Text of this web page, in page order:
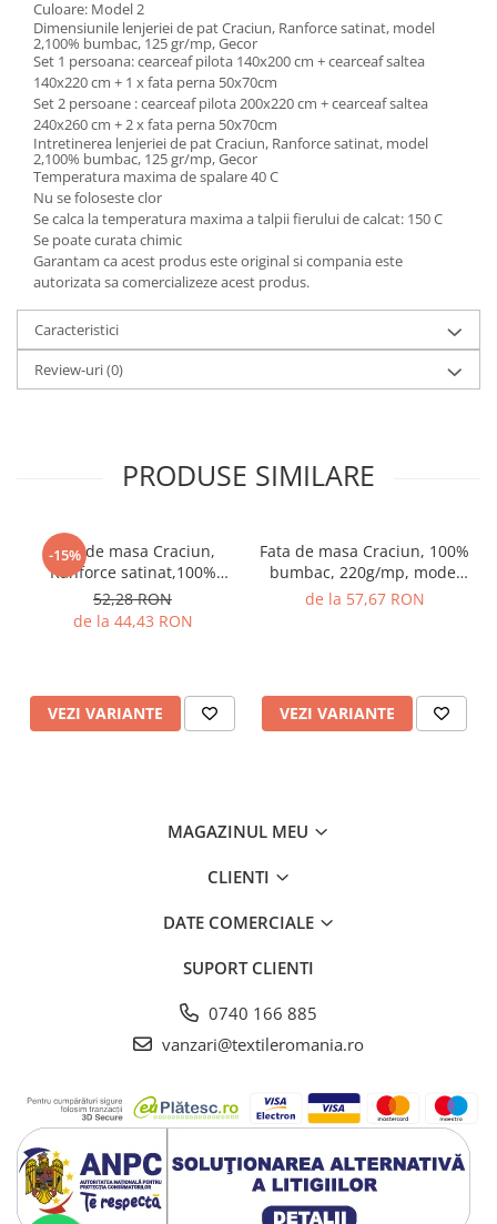
Culoare: Model 2
Dimensiunile lenjeriei de pat Craciun, Ranforce satinat, model
2,100% bumbac, 125 gr/mp, Gecor
Set 1 persoana: cearceaf pilota 140x200 cm + cearceaf saltea
140x220 cm + 1 x fata perna 50x70cm
Set 2 persoane : cearceaf pilota 200x220 cm + cearceaf saltea
240x260 cm + 2 x fata perna 50x70cm
Intretinerea lenjeriei de pat Craciun, Ranforce satinat, model
2,100% bumbac, 125 gr/mp, Gecor
Temperatura maxima de spalare 40 C
Nu se foloseste clor
Se calca la temperatura maxima a talpii fierului de calcat: 150 C
Se poate curata chimic
Garantam ca acest produs este original si compania este
autorizata sa comercializeze acest produs.
Caracteristici
Review-uri(0)
PRODUSE SIMILARE
-15%
Fata de masa Craciun,
Ranforce satinat,100%
bumbac, 125 g/mp, model
4, Gecor
52,28 RON
de la 44,43 RON
VEZI VARIANTE
Fata de masa Craciun, 100%
bumbac, 220g/mp, model
Noel, Gecor
de la 57,67 RON
VEZI VARIANTE
MAGAZINUL MEU
CLIENTI
DATE COMERCIALE
SUPORT CLIENTI
0740 166 885
vanzari@textileromania.ro